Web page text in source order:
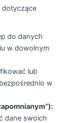
dotyczące
do danych
w dowolnym
lub
w
dane swoich